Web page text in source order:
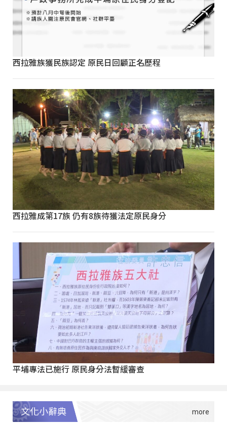
西拉雅族獲民族認定 原民日回顧正名歷程
西拉雅成第17族 仍有8族待獲法定原民身分
平埔專法已施行 原民身分法暫緩審查
文化小辭典